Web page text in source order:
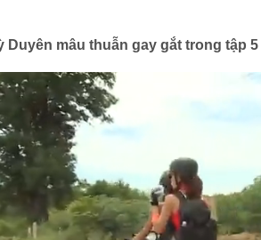
Duyên mâu thuẫn gay gắt trong tập 5